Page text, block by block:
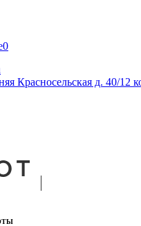
0
Красносельская д. 40/12